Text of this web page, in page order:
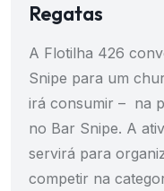
Regatas
A Flotilha 426
Snipe para um
irá consumir – na
no Bar Snipe. A
servirá para
competir na